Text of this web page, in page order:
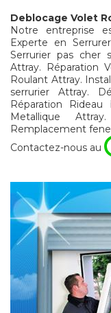
Deblocage Volet
Notre entreprise
Experte en
Serrurier pas cher
Attray. Réparation
Roulant Attray.
serrurier Attray.
Réparation
Metallique
Remplacement
Contactez-nous au